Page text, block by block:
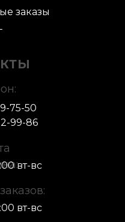
заказы
75-50
99-86
вт-вс
вт-вс